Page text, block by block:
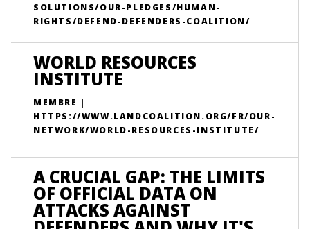
SOLUTIONS/OUR-PLEDGES/HUMAN-
RIGHTS/DEFEND-DEFENDERS-COALITION/
WORLD RESOURCES
INSTITUTE
MEMBRE |
HTTPS://WWW.LANDCOALITION.ORG/FR/OUR-
NETWORK/WORLD-RESOURCES-INSTITUTE/
A CRUCIAL GAP: THE LIMITS
OF OFFICIAL DATA ON
ATTACKS AGAINST